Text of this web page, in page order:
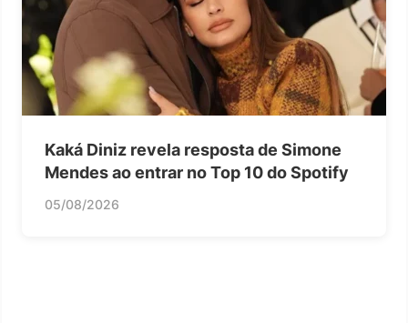
Kaká Diniz revela resposta de Simone
Mendes ao entrar no Top 10 do Spotify
05/08/2026